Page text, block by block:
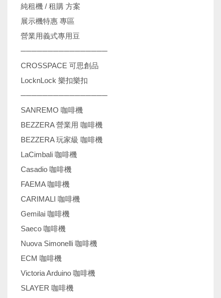
純租機 / 租購 方案
展示機特惠 專區
營業用義式專用豆
────────────────
CROSSPACE 可思創品
LocknLock 樂扣樂扣
────────────────
SANREMO 咖啡機
BEZZERA 營業用 咖啡機
BEZZERA 玩家級 咖啡機
LaCimbali 咖啡機
Casadio 咖啡機
FAEMA 咖啡機
CARIMALI 咖啡機
Gemilai 咖啡機
Saeco 咖啡機
Nuova Simonelli 咖啡機
ECM 咖啡機
Victoria Arduino 咖啡機
SLAYER 咖啡機